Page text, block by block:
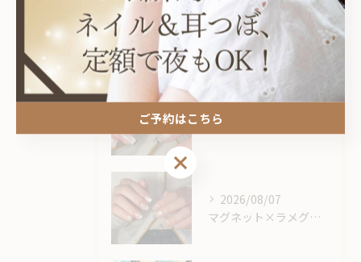
最近の投稿 Recent Posts
2026/08/07
マグネット×ラメグラベースにスキニーフレンチ🖤🎶
ご予約はこちら
ご予約はこちら